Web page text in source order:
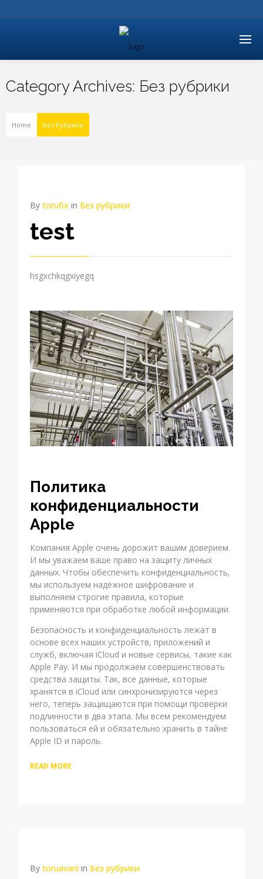
Category Archives: Без рубрики
Home Без Рубрики
By torufix in Без рубрики
test
hsgxchkqgxiyegq
Политика
конфиденциальности
Apple
Компания Apple очень дорожит вашим доверием.
И мы уважаем ваше право на защиту личных
данных. Чтобы обеспечить конфиденциальность,
мы используем надёжное шифрование и
выполняем строгие правила, которые
применяются при обработке любой информации.
Безопасность и конфиденциальность лежат в
основе всех наших устройств, приложений и
служб, включая iCloud и новые сервисы, такие как
Apple Pay. И мы продолжаем совершенствовать
средства защиты. Так, все данные, которые
хранятся в iCloud или синхронизируются через
него, теперь защищаются при помощи проверки
подлинности в два этапа. Мы всем рекомендуем
пользоваться ей и обязательно хранить в тайне
Apple ID и пароль.
READ MORE
By toruavarii in Без рубрики